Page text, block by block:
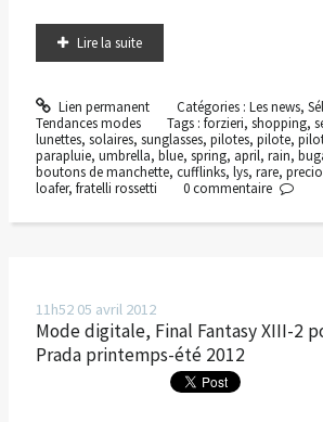
Lire la suite
Lien permanent Catégories : Les news,
Tendances modes
Tags :forzieri,shopping,
lunettes, solaires, sunglasses, pilotes, pilote,
parapluie, umbrella, blue, spring, april, rain,
boutons de manchette, cufflinks, lys, rare,
loafer, fratelli rossetti 0commentaire
11h52 05 avril 2012
Mode digitale, Final Fantasy XIII-2
Prada printemps-été 2012